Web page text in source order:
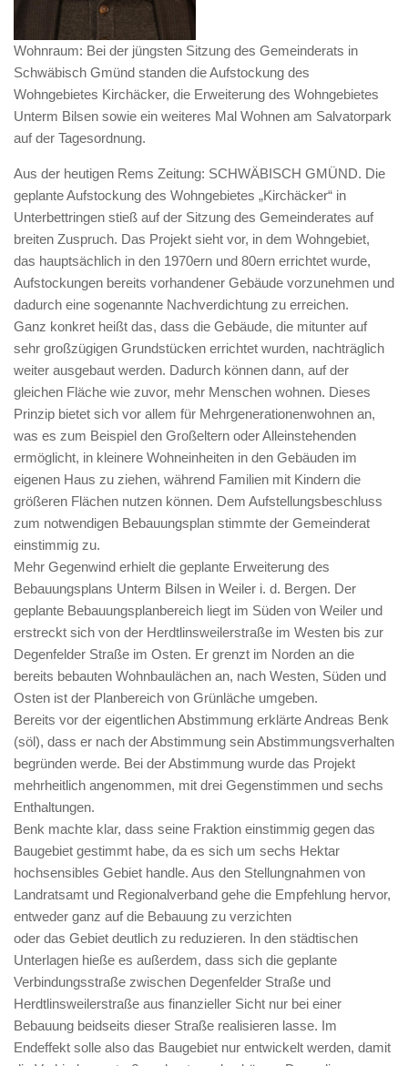
Wohnraum: Bei der jüngsten Sitzung des Gemeinderats in
Schwäbisch Gmünd standen die Aufstockung des
Wohngebietes Kirchäcker, die Erweiterung des Wohngebietes
Unterm Bilsen sowie ein weiteres Mal Wohnen am Salvatorpark
auf der Tagesordnung.
Aus der heutigen Rems Zeitung: SCHWÄBISCH GMÜND. Die
geplante Aufstockung des Wohngebietes „Kirchäcker“ in
Unterbettringen stieß auf der Sitzung des Gemeinderates auf
breiten Zuspruch. Das Projekt sieht vor, in dem Wohngebiet,
das hauptsächlich in den 1970ern und 80ern errichtet wurde,
Aufstockungen bereits vorhandener Gebäude vorzunehmen und
dadurch eine sogenannte Nachverdichtung zu erreichen.
Ganz konkret heißt das, dass die Gebäude, die mitunter auf
sehr großzügigen Grundstücken errichtet wurden, nachträglich
weiter ausgebaut werden. Dadurch können dann, auf der
gleichen Fläche wie zuvor, mehr Menschen wohnen. Dieses
Prinzip bietet sich vor allem für Mehrgenerationenwohnen an,
was es zum Beispiel den Großeltern oder Alleinstehenden
ermöglicht, in kleinere Wohneinheiten in den Gebäuden im
eigenen Haus zu ziehen, während Familien mit Kindern die
größeren Flächen nutzen können. Dem Aufstellungsbeschluss
zum notwendigen Bebauungsplan stimmte der Gemeinderat
einstimmig zu.
Mehr Gegenwind erhielt die geplante Erweiterung des
Bebauungsplans Unterm Bilsen in Weiler i. d. Bergen. Der
geplante Bebauungsplanbereich liegt im Süden von Weiler und
erstreckt sich von der Herdtlinsweilerstraße im Westen bis zur
Degenfelder Straße im Osten. Er grenzt im Norden an die
bereits bebauten Wohnbaulächen an, nach Westen, Süden und
Osten ist der Planbereich von Grünläche umgeben.
Bereits vor der eigentlichen Abstimmung erklärte Andreas Benk
(söl), dass er nach der Abstimmung sein Abstimmungsverhalten
begründen werde. Bei der Abstimmung wurde das Projekt
mehrheitlich angenommen, mit drei Gegenstimmen und sechs
Enthaltungen.
Benk machte klar, dass seine Fraktion einstimmig gegen das
Baugebiet gestimmt habe, da es sich um sechs Hektar
hochsensibles Gebiet handle. Aus den Stellungnahmen von
Landratsamt und Regionalverband gehe die Empfehlung hervor,
entweder ganz auf die Bebauung zu verzichten
oder das Gebiet deutlich zu reduzieren. In den städtischen
Unterlagen hieße es außerdem, dass sich die geplante
Verbindungsstraße zwischen Degenfelder Straße und
Herdtlinsweilerstraße aus finanzieller Sicht nur bei einer
Bebauung beidseits dieser Straße realisieren lasse. Im
Endeffekt solle also das Baugebiet nur entwickelt werden, damit